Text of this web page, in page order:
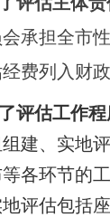
承担全市
费列入财
评估工作程
建、实地
各环节的
评估包括